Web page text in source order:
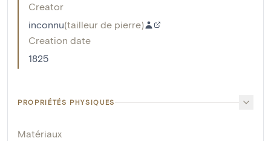
Creator
inconnu(tailleur de pierre)
Creation date
1825
PROPRIÉTÉS PHYSIQUES
Matériaux